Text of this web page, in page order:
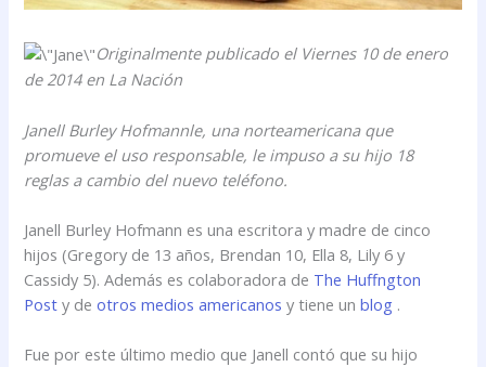
Originalmente publicado el Viernes 10 de enero
de 2014 en La Nación
Janell Burley Hofmannle, una norteamericana que
promueve el uso responsable, le impuso a su hijo 18
reglas a cambio del nuevo teléfono.
Janell Burley Hofmann es una escritora y madre de cinco
hijos (Gregory de 13 años, Brendan 10, Ella 8, Lily 6 y
Cassidy 5). Además es colaboradora de The Huffngton
Post y deotros medios americanos y tiene unblog .
Fue por este último medio que Janell contó que su hijo